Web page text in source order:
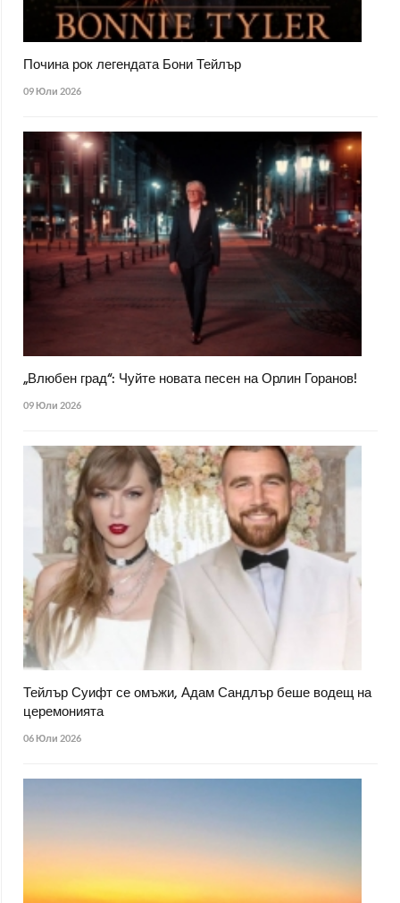
Почина рок легендата Бони Тейлър
09 Юли 2026
„Влюбен град“: Чуйте новата песен на Орлин Горанов!
09 Юли 2026
Тейлър Суифт се омъжи, Адам Сандлър беше водещ на
церемонията
06 Юли 2026